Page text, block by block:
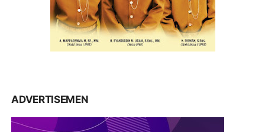
ADVERTISEMEN